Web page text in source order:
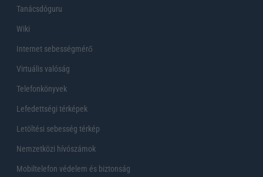
Tanácsdóguru
Wiki
Internet sebességmérő
Virtuális valóság
Telefonkönyvek
Lefedettségi térképek
Letöltési sebesség térkép
Nemzetközi hívószámok
Mobiltelefon védelem és biztonság